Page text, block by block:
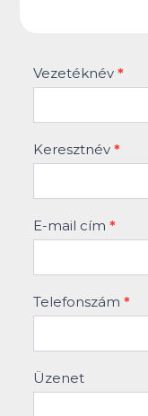
Bérbeadás
űrlap
Vezetéknév*
Keresztnév*
E-mail cím*
Telefonszám*
Üzenet